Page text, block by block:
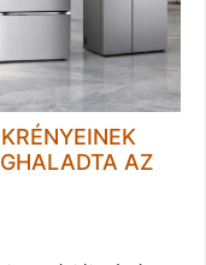
AZ